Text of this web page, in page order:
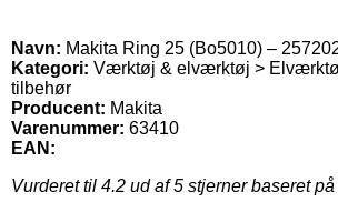
Navn: Makita Ring 25 (Bo5010) –
Kategori: Værktøj & elværktøj >
tilbehør
Producent: Makita
Varenummer: 63410
EAN:
Vurderet til 4.2 ud af 5 stjerner baseret på